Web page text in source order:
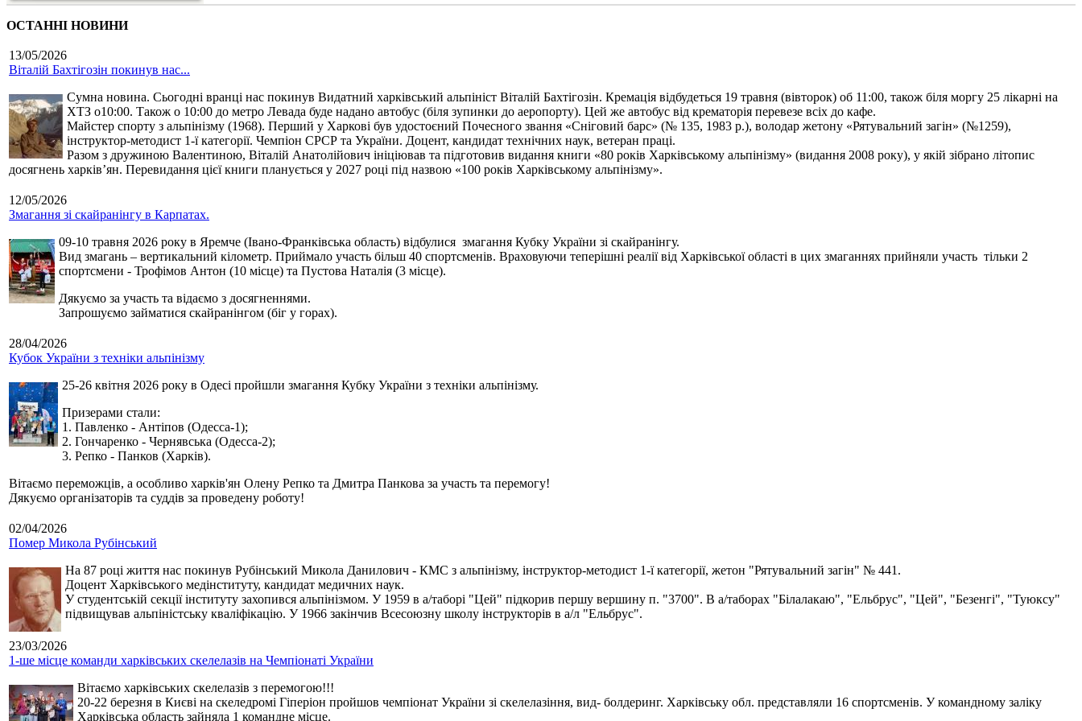
ОСТАННІ НОВИНИ
13/05/2026
Віталій Бахтігозін покинув нас...
Сумна новина. Сьогодні вранці нас покинув Видатний харківський альпініст Віталій Бахтігозін. Кремація відбудеться 19 травня (вівторок) об 11:00, також біля моргу 25 лікарні на
ХТЗ о10:00. Також о 10:00 до метро Левада буде надано автобус (біля зупинки до аеропорту). Цей же автобус від крематорія перевезе всіх до кафе.
Майстер спорту з альпінізму (1968). Перший у Харкові був удостоєний Почесного звання «Сніговий барс» (№ 135, 1983 р.), володар жетону «Рятувальний загін» (№1259),
інструктор-методист 1-ї категорії. Чемпіон СРСР та України. Доцент, кандидат технічних наук, ветеран праці.
Разом з дружиною Валентиною, Віталій Анатолійович ініціював та підготовив видання книги «80 років Харківському альпінізму» (видання 2008 року), у якій зібрано літопис
досягнень харків’ян. Перевидання цієї книги планується у 2027 році під назвою «100 років Харківському альпінізму».
12/05/2026
Змагання зі скайранінгу в Карпатах.
09-10 травня 2026 року в Яремче (Івано-Франківська область) відбулися змагання Кубку України зі скайранінгу.
Вид змагань – вертикальний кілометр. Приймало участь більш 40 спортсменів. Враховуючи теперішні реалії від Харківської області в цих змаганнях прийняли участь тільки 2
спортсмени - Трофімов Антон (10 місце) та Пустова Наталія (3 місце).
Дякуємо за участь та відаємо з досягненнями.
Запрошуємо займатися скайранінгом (біг у горах).
28/04/2026
Кубок України з техніки альпінізму
25-26 квітня 2026 року в Одесі пройшли змагання Кубку України з техніки альпінізму.
Призерами стали:
1. Павленко - Антіпов (Одесса-1);
2. Гончаренко - Чернявська (Одесса-2);
3. Репко - Панков (Харків).
Вітаємо переможців, а особливо харків'ян Олену Репко та Дмитра Панкова за участь та перемогу!
Дякуємо організаторів та суддів за проведену роботу!
02/04/2026
Помер Микола Рубінський
На 87 році життя нас покинув Рубінський Микола Данилович - КМС з альпінізму, інструктор-методист 1-ї категорії, жетон "Рятувальний загін" № 441.
Доцент Харківського медінституту, кандидат медичних наук.
У студентській секції інституту захопився альпінізмом. У 1959 в а/таборі "Цей" підкорив першу вершину п. "3700". В а/таборах "Білалакаю", "Ельбрус", "Цей", "Безенгі", "Туюксу"
підвищував альпіністську кваліфікацію. У 1966 закінчив Всесоюзну школу інструкторів в а/л "Ельбрус".
23/03/2026
1-ше місце команди харківських скелелазів на Чемпіонаті України
Вітаємо харківських скелелазів з перемогою!!!
20-22 березня в Києві на скеледромі Гіперіон пройшов чемпіонат України зі скелелазіння, вид- болдеринг. Харківську обл. представляли 16 спортсменів. У командному заліку
Харківська область зайняла 1 командне місце.